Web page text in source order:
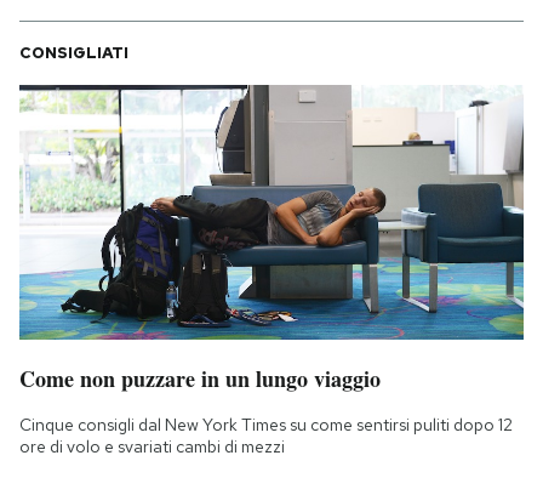
I MIEI PREFERITI
SHOP
CALENDARIO
AREA PERSONALE
Area Personale
Notifiche mobile
Hai bisogno di aiuto?
CONSIGLIATI
Come non puzzare in un lungo viaggio
Cinque consigli dal New York Times su come sentirsi puliti dopo 12
ore di volo e svariati cambi di mezzi